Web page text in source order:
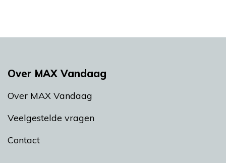
Over MAX Vandaag
Over MAX Vandaag
Veelgestelde vragen
Contact